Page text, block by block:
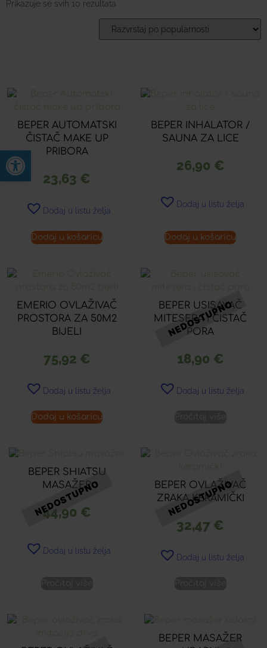
Prikazuje se svih 10 rezultata
BEPER AUTOMATSKI
ČISTAČ MAKE UP
PRIBORA
23,63 €
Dodaj u listu želja
Dodaj u košaricu
BEPER INHALATOR /
SAUNA ZA LICE
26,90 €
Dodaj u listu želja
Dodaj u košaricu
EMERIO OVLAŽIVAČ
PROSTORA ZA 50M2
BIJELI
75,92 €
Dodaj u listu želja
Dodaj u košaricu
BEPER USISAVAČ
MITESERA I ČISTAČ
PORA
18,90 €
Dodaj u listu želja
BEPER SHIATSU
MASAŽER
44,90 €
Dodaj u listu želja
BEPER OVLAŽIVAČ
ZRAKA KERAMIČKI
32,47 €
Dodaj u listu želja
BEPER MASAŽER
Open toolbar